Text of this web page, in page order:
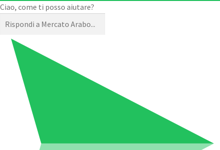
Ciao, come ti posso aiutare?